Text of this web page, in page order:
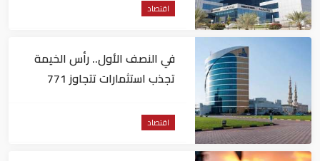
اقتصاد
في النصف الأول.. رأس الخيمة
تجذب استثمارات تتجاوز 771
اقتصاد